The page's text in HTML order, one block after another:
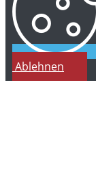
Ablehnen